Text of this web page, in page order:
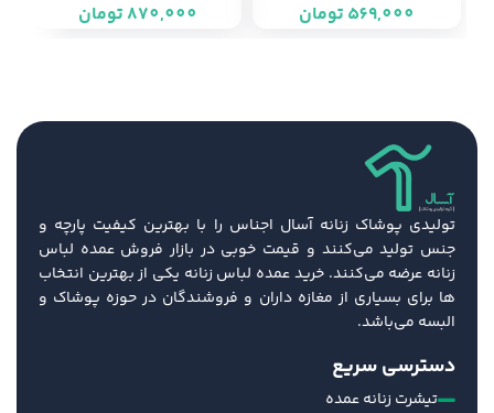
تومان
تومان
تولیدی پوشاک زنانه آسال اجناس را با بهترین کیفیت پارچه و
جنس تولید می‌کنند و قیمت خوبی در بازار فروش عمده لباس
زنانه عرضه می‌کنند. خرید عمده لباس زنانه یکی از بهترین انتخاب
ها برای بسیاری از مغازه داران و فروشندگان در حوزه پوشاک و
البسه می‌باشد.
دسترسی سریع
تیشرت زنانه عمده